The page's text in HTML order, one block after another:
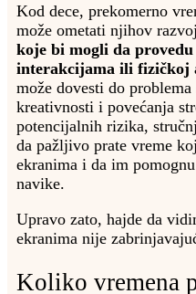
Kod dece, prekomerno
može ometati njihov
koje bi mogli da
interakcijama ili fizičkoj
može dovesti do
kreativnosti i povećanja
potencijalnih rizika,
da pažljivo prate vreme
ekranima i da im
navike.
Upravo zato, hajde da
ekranima nije
Koliko vremena